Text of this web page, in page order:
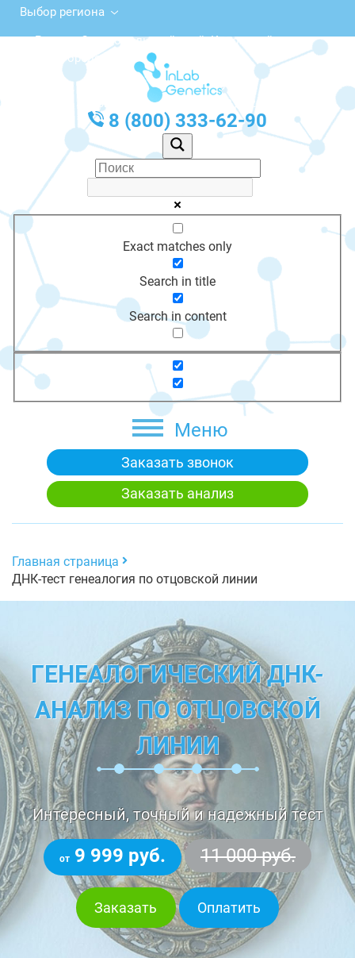
Выбор региона
Россия, Ставропольский край, Кировский
городской округ, Новопавловск
с 10:00 до 20:00
График работы: Пн-Пт с 10:00 до 20:00
8 (800) 333-62-90
Exact matches only
Search in title
Search in content
Меню
Заказать звонок
Заказать анализ
Главная страница
ДНК-тест генеалогия по отцовской линии
ГЕНЕАЛОГИЧЕСКИЙ ДНК-
АНАЛИЗ ПО ОТЦОВСКОЙ
ЛИНИИ
Интересный, точный и надежный тест
от 9 999 руб. 11 000 руб.
Заказать Оплатить